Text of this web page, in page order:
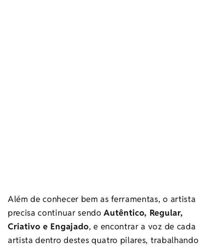
Além de conhecer bem as ferramentas, o artista
precisa continuar sendoAutêntico, Regular,
Criativo e Engajado, e encontrar a voz de cada
artista dentro destes quatro pilares, trabalhando